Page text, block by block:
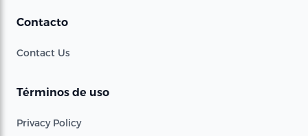
Contacto
Contact Us
Términos de uso
Privacy Policy